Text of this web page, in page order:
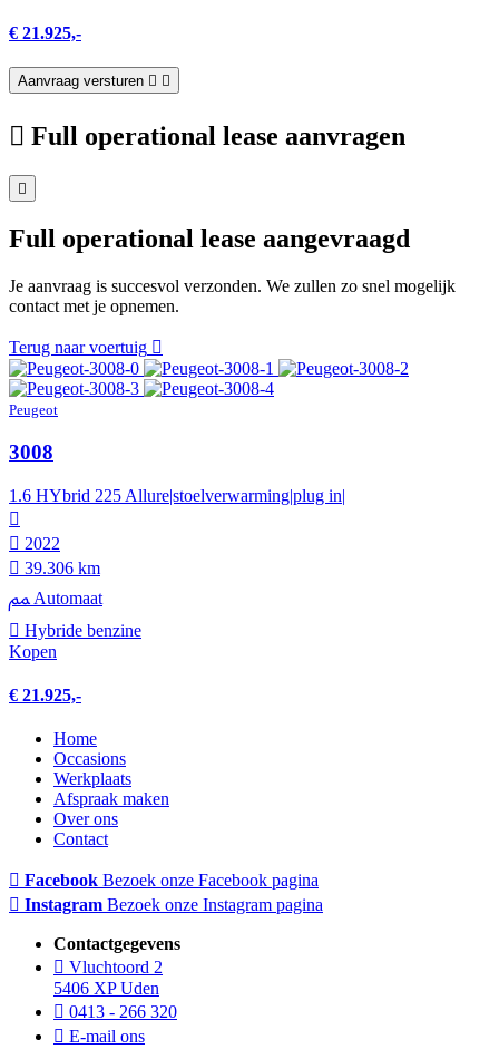
€ 21.925,-
Aanvraag versturen
Full operational lease aanvragen
Full operational lease aangevraagd
Je aanvraag is succesvol verzonden. We zullen zo snel mogelijk
contact met je opnemen.
Terug naar voertuig
Peugeot
3008
1.6 HYbrid 225 Allure|stoelverwarming|plug in|
2022
39.306 km
Automaat
Hybride benzine
Kopen
€ 21.925,-
Home
Occasions
Werkplaats
Afspraak maken
Over ons
Contact
Facebook Bezoek onze Facebook pagina
Instagram Bezoek onze Instagram pagina
Contactgegevens
Vluchtoord 2
5406 XP Uden
0413 - 266 320
E-mail ons